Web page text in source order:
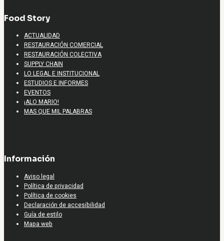
Food Story
ACTUALIDAD
RESTAURACIÓN COMERCIAL
RESTAURACIÓN COLECTIVA
SUPPLY CHAIN
LO LEGAL E INSTITUCIONAL
ESTUDIOS E INFORMES
EVENTOS
¡ALO MARIO!
MAS QUE MIL PALABRAS
Información
Aviso legal
Política de privacidad
Política de cookies
Declaración de accesibilidad
Guía de estilo
Mapa web